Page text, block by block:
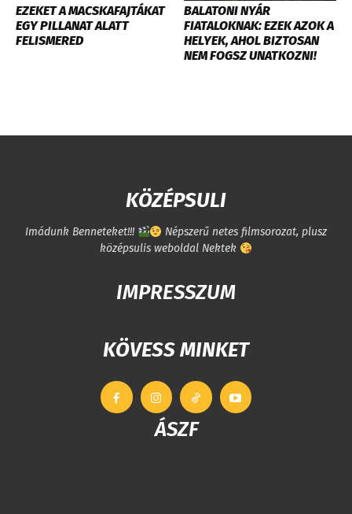
EZEKET A MACSKAFAJTÁKAT
EGY PILLANAT ALATT
FELISMERED
BALATONI NYÁR
FIATALOKNAK: EZEK AZOK A
HELYEK, AHOL BIZTOSAN
NEM FOGSZ UNATKOZNI!
KÖZÉPSULI
Imádunk Benneteket!!!
Népszerű netes filmsorozat, plusz
középsulis weboldal Nektek
IMPRESSZUM
KÖVESS MINKET
ÁSZF